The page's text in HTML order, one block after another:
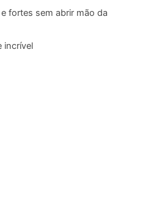
fortes sem abrir mão da
incrível